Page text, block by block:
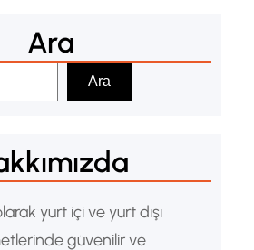
Ara
Ara
yurt içi ve yurt dışı
güvenilir ve